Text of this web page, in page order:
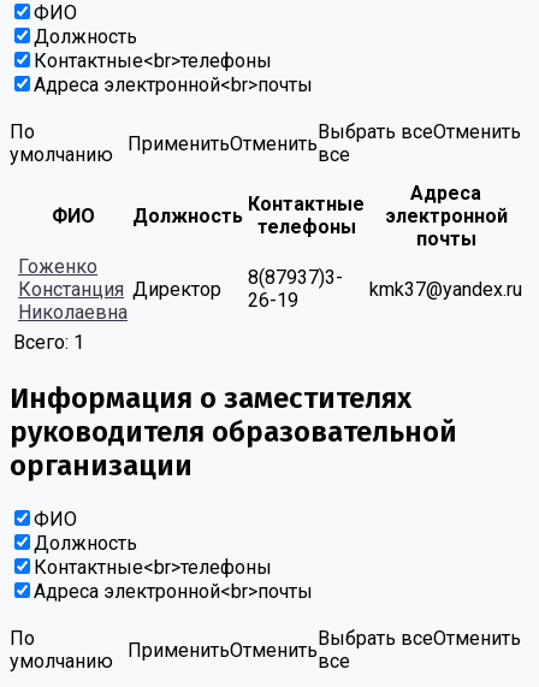
ФИО
Должность
Контактные<br>телефоны
Адреса электронной<br>почты
По
умолчанию
ПрименитьОтменить Выбрать всеОтменить
все
ФИО Должность
Контактные
телефоны
Адреса
электронной
почты
Гоженко
Констанция
Николаевна
Директор
8(87937)3-
26-19
kmk37@yandex.ru
Всего: 1
Информация о заместителях
руководителя образовательной
организации
ФИО
Должность
Контактные<br>телефоны
Адреса электронной<br>почты
По
умолчанию
ПрименитьОтменить Выбрать всеОтменить
все